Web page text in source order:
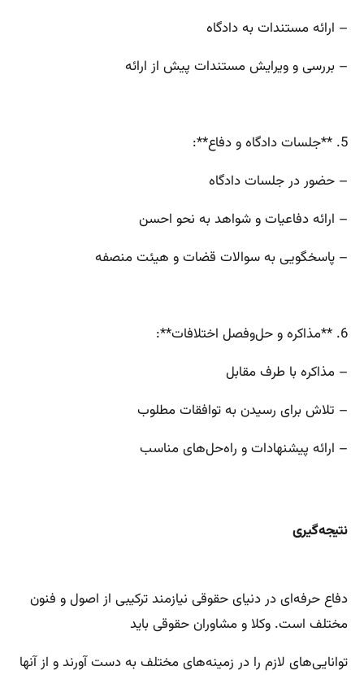
– ارائه مستندات به دادگاه
– بررسی و ویرایش مستندات پیش از ارائه
5. **جلسات دادگاه و دفاع**:
– حضور در جلسات دادگاه
– ارائه دفاعیات و شواهد به نحو احسن
– پاسخگویی به سوالات قضات و هیئت منصفه
6. **مذاکره و حل‌وفصل اختلافات**:
– مذاکره با طرف مقابل
– تلاش برای رسیدن به توافقات مطلوب
– ارائه پیشنهادات و راه‌حل‌های مناسب
نتیجه‌گیری
دفاع حرفه‌ای در دنیای حقوقی نیازمند ترکیبی از اصول و فنون
مختلف است. وکلا و مشاوران حقوقی باید
توانایی‌های لازم را در زمینه‌های مختلف به دست آورند و از آنها